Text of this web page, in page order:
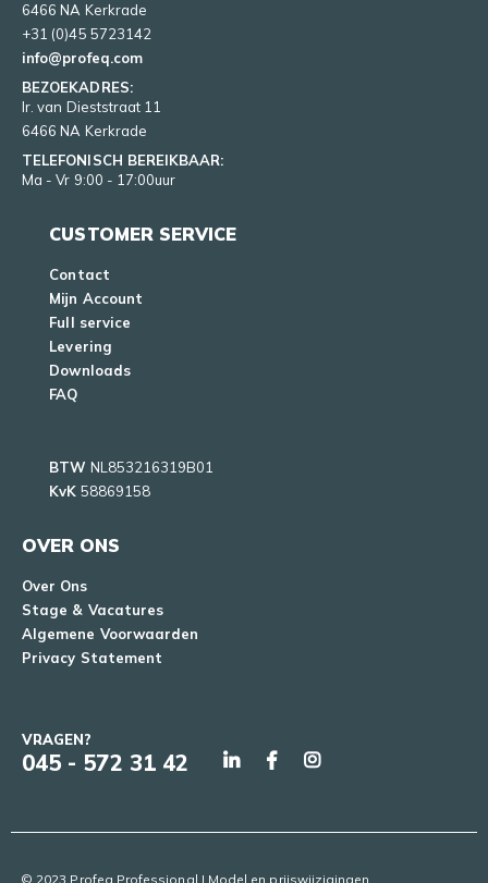
6466 NA Kerkrade
+31 (0)45 5723142
info@profeq.com
BEZOEKADRES:
Ir. van Dieststraat 11
6466 NA Kerkrade
TELEFONISCH BEREIKBAAR:
Ma - Vr 9:00 - 17:00uur
CUSTOMER SERVICE
Contact
Mijn Account
Full service
Levering
Downloads
FAQ
BTW NL853216319B01
KvK 58869158
OVER ONS
Over Ons
Stage & Vacatures
Algemene Voorwaarden
Privacy Statement
VRAGEN?
045 - 572 31 42
© 2023 Profeq Professional | Model en prijswijzigingen